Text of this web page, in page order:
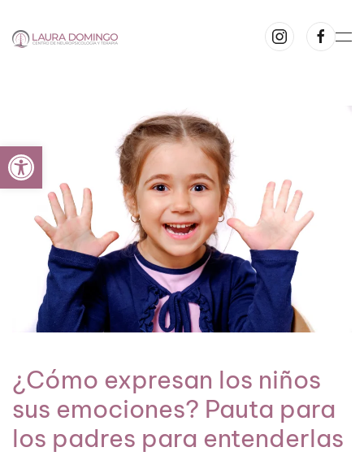
Abrir barra de herramientas
Ir al contenido principal
¿Cómo expresan los niños
sus emociones? Pauta para
los padres para entenderlas